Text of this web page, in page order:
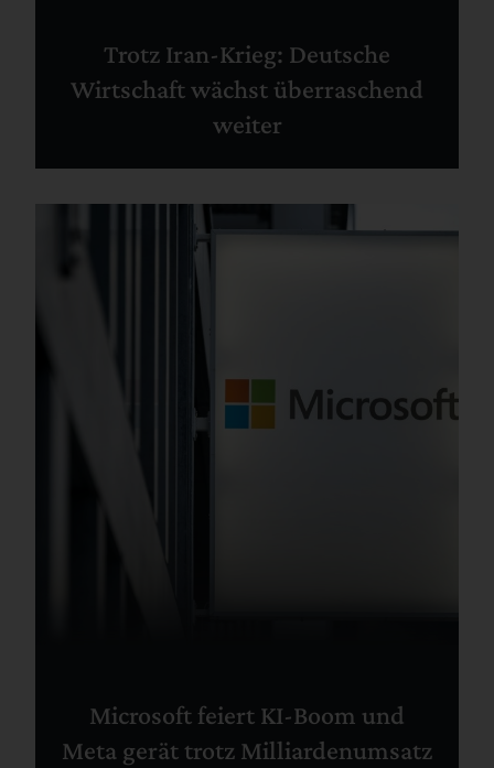
Trotz Iran-Krieg: Deutsche
Wirtschaft wächst überraschend
weiter
Microsoft feiert KI-Boom und
Meta gerät trotz Milliardenumsatz